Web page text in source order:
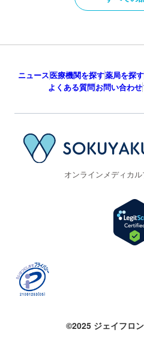
ニュース医療機関を探す薬局を探す
よくある質問お問い合わせ
オンラインメディカ
©2025 ジェイフロ